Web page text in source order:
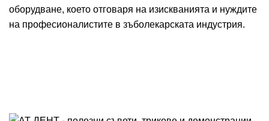
оборудване, което отговаря на изискванията и нуждите
на професионалистите в зъболекарската индустрия.